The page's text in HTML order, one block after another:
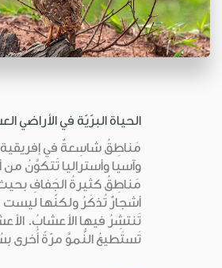
الحياة البرّيّة في الأراضي
مَناطِقُ شاسِعةٌ في إفريقية
وآسيا وأستراليا تَتكوَّنُ
مَناطِقُ كثيرةُ الجَفافِ
أشجارٌ تُذكَرُ ولكنّها ليست
تَنتشِرُ فيها الأعشابُ.
تَستَطيعُ النُّموَّ مرّةً أُخرى